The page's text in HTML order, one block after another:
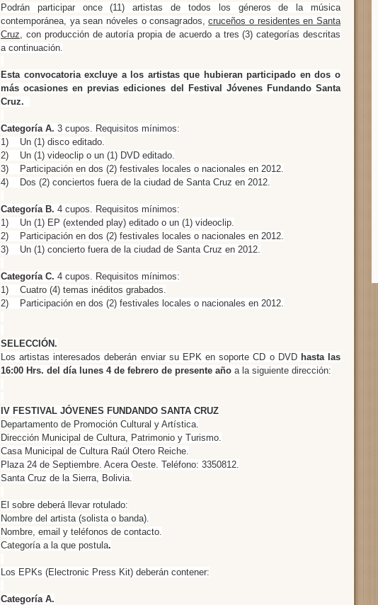
Podrán participar
once (11) artistas de todos los géneros de la música
contemporánea, ya sean nóveles o consagrados,cruceños o residentes en Santa
Cruz , con producción de autoría propia de acuerdo a tres (3) categorías descritas
a continuación.
Esta convocatoria excluye a los artistas que hubieran participado en dos o
más ocasiones en previas ediciones del Festival Jóvenes Fundando Santa
Cruz.
Categoría A. 3 cupos. Requisitos mínimos:
1) Un (1) disco editado.
2) Un (1) videoclip o un (1) DVD editado.
3) Participación en dos (2) festivales locales o nacionales en 2012.
4) Dos (2) conciertos fuera de la ciudad de Santa Cruz en 2012.
Categoría B. 4 cupos. Requisitos mínimos:
1) Un (1) EP (extended play) editado o un (1) videoclip.
2) Participación en dos (2) festivales locales o nacionales en 2012.
3) Un (1) concierto fuera de la ciudad de Santa Cruz en 2012.
Categoría C. 4 cupos. Requisitos mínimos:
1) Cuatro (4) temas inéditos grabados.
2) Participación en dos (2) festivales locales o nacionales en 2012.
SELECCIÓN.
Los artistas interesados deberán enviar su EPK en soporte CD o DVD hasta las
16:00 Hrs. del día lunes 4 de febrero de presente año a la siguiente dirección:
IV FESTIVAL JÓVENES FUNDANDO SANTA CRUZ
Departamento de Promoción Cultural y Artística.
Dirección Municipal de Cultura, Patrimonio y Turismo.
Casa Municipal de Cultura Raúl Otero Reiche.
Plaza 24 de Septiembre. Acera Oeste. Teléfono: 3350812.
Santa Cruz de la Sierra, Bolivia.
El sobre deberá llevar rotulado:
Nombre del artista (solista o banda).
Nombre, email y teléfonos de contacto.
Categoría a la que postula.
Los EPKs (Electronic Press Kit) deberán contener:
Categoría A.